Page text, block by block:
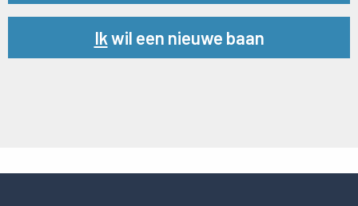
Ikwil een nieuwe baan